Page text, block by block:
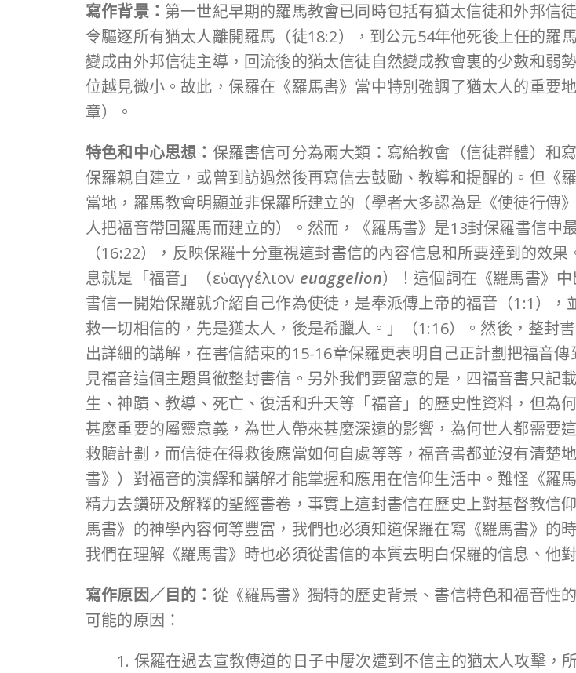
寫作背景： 第一世紀早期的羅馬教會已同時包括有猶太信徒和外邦
令驅逐所有猶太人離開羅馬（徒18:2），到公元54年他死後上任的羅
變成由外邦信徒主導，回流後的猶太信徒自然變成教會裏的少數和弱
位越見微小。故此，保羅在《羅馬書》當中特別強調了猶太人的重要
章）。
特色和中心思想： 保羅書信可分為兩大類：寫給教會（信徒群體）和
保羅親自建立，或曾到訪過然後再寫信去鼓勵、教導和提醒的。但《
當地，羅馬教會明顯並非保羅所建立的（學者大多認為是《使徒行傳
人把福音帶回羅馬而建立的）。然而，《羅馬書》是13封保羅書信中
（16:22），反映保羅十分重視這封書信的內容信息和所要達到的效
息就是「福音」（εὐαγγέλιον euaggelion）！這個詞在《羅馬書》
書信一開始保羅就介紹自己作為使徒，是奉派傳上帝的福音（1:1）
救一切相信的，先是猶太人，後是希臘人。」（1:16）。然後，整封
出詳細的講解，在書信結束的15-16章保羅更表明自己正計劃把福音
見福音這個主題貫徹整封書信。另外我們要留意的是，四福音書只記
生、神蹟、教導、死亡、復活和升天等「福音」的歷史性資料，但為
甚麼重要的屬靈意義，為世人帶來甚麼深遠的影響，為何世人都需要
救贖計劃，而信徒在得救後應當如何自處等等，福音書都並沒有清楚
書》）對福音的演繹和講解才能掌握和應用在信仰生活中。難怪《羅
精力去鑽研及解釋的聖經書卷，事實上這封書信在歷史上對基督教信
馬書》的神學內容何等豐富，我們也必須知道保羅在寫《羅馬書》的
我們在理解《羅馬書》時也必須從書信的本質去明白保羅的信息、他
寫作原因／目的： 從《羅馬書》獨特的歷史背景、書信特色和福音性
可能的原因：
1. 保羅在過去宣教傳道的日子中屢次遭到不信主的猶太人攻擊，